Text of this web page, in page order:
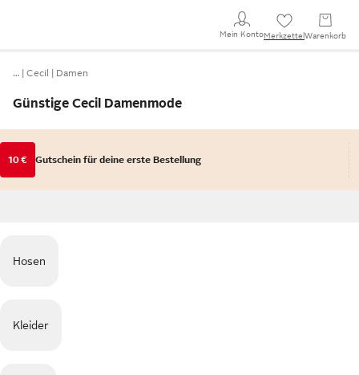
Mein KontoMerkzettel Warenkorb
… Cecil Damen
Günstige Cecil Damenmode
10 € Gutschein für deine erste Bestellung
Hosen
Kleider